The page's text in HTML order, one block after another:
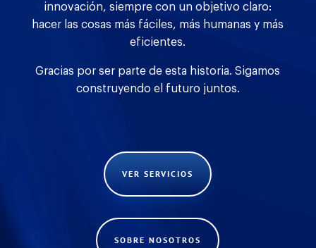
innovación, siempre con un objetivo claro:
hacer las cosas más fáciles, más humanas y más
eficientes.
Gracias por ser parte de esta historia. Sigamos
construyendo el futuro juntos.
VER SERVICIOS
SOBRE NOSOTROS